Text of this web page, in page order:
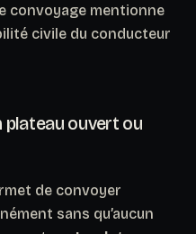
convoyage mentionne
civile du conducteur
ouvert ou
de convoyer
sans qu’aucun